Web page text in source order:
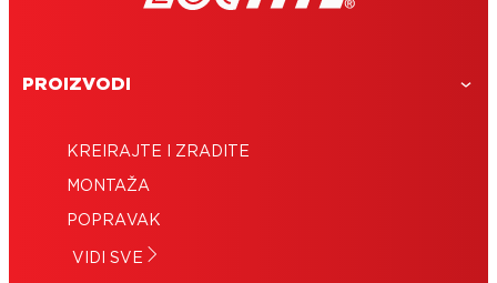
PROIZVODI
KREIRAJTE I ZRADITE
MONTAŽA
POPRAVAK
VIDI SVE